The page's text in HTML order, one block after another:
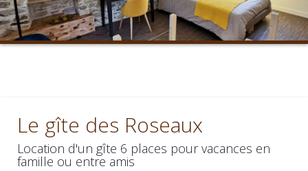
Le gîte des Roseaux
Location d'un gîte 6 places pour vacances en
famille ou entre amis